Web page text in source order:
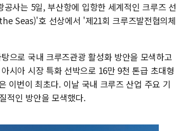
사는 5일, 부산항에 입항한 세계적인 크루즈 선
Seas)'호 선상에서 '제21회 크루즈발전협의체
으로 국내 크루즈관광 활성화 방안을 모색하고
시아 시장 특화 선박으로 16만 9천 톤급 초대형
이번이 최초다. 이날 국내 크루즈 산업 주요 기
적인 방안을 모색했다.